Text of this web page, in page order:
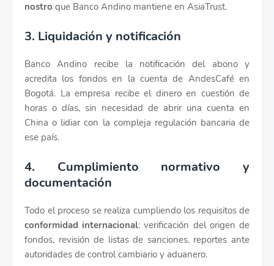
nostro que Banco Andino mantiene en AsiaTrust.
3. Liquidación y notificación
Banco Andino recibe la notificación del abono y
acredita los fondos en la cuenta de AndesCafé en
Bogotá. La empresa recibe el dinero en cuestión de
horas o días, sin necesidad de abrir una cuenta en
China o lidiar con la compleja regulación bancaria de
ese país.
4. Cumplimiento normativo y
documentación
Todo el proceso se realiza cumpliendo los requisitos de
conformidad internacional: verificación del origen de
fondos, revisión de listas de sanciones, reportes ante
autoridades de control cambiario y aduanero.